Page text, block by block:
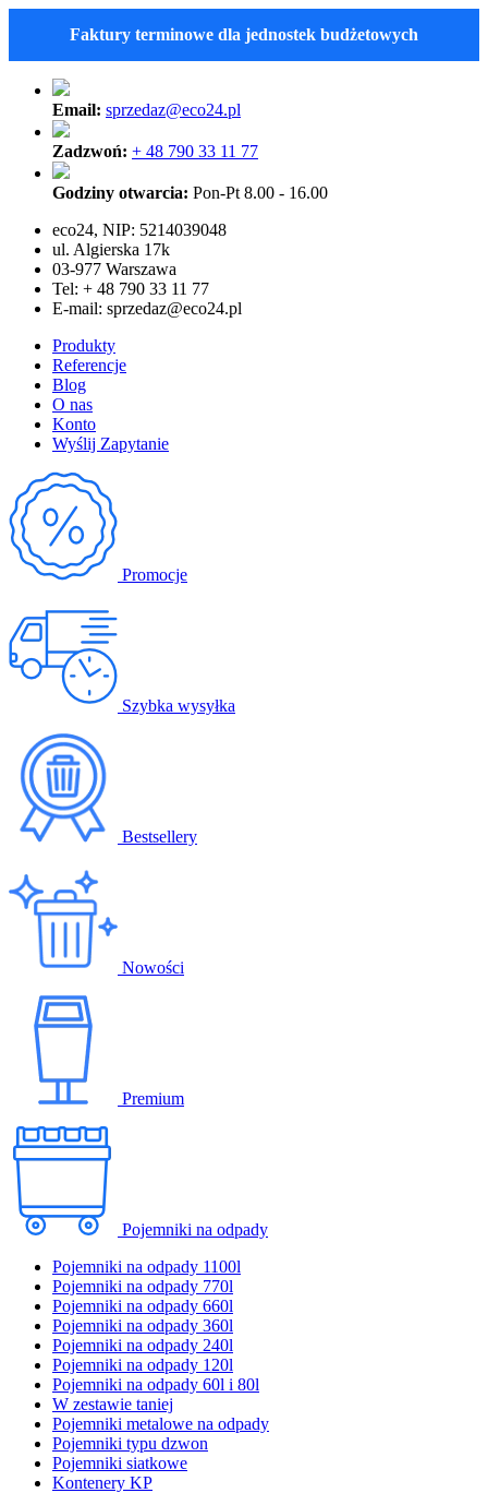
Faktury terminowe dla jednostek budżetowych
Email: sprzedaz@eco24.pl
Zadzwoń: + 48 790 33 11 77
Godziny otwarcia: Pon-Pt 8.00 - 16.00
eco24, NIP: 5214039048
ul. Algierska 17k
03-977 Warszawa
Tel: + 48 790 33 11 77
E-mail: sprzedaz@eco24.pl
Produkty
Referencje
Blog
O nas
Konto
Wyślij Zapytanie
Promocje
Szybka wysyłka
Bestsellery
Nowości
Premium
Pojemniki na odpady
Pojemniki na odpady 1100l
Pojemniki na odpady 770l
Pojemniki na odpady 660l
Pojemniki na odpady 360l
Pojemniki na odpady 240l
Pojemniki na odpady 120l
Pojemniki na odpady 60l i 80l
W zestawie taniej
Pojemniki metalowe na odpady
Pojemniki typu dzwon
Pojemniki siatkowe
Kontenery KP